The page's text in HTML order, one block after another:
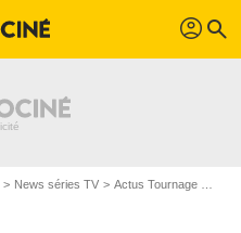
profil search
News séries TV Actus Tournage Séries TV